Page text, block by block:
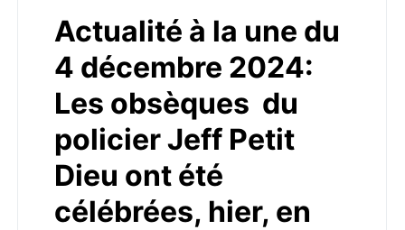
Actualité à la une du
4 décembre 2024:
Les obsèques du
policier Jeff Petit
Dieu ont été
célébrées, hier, en